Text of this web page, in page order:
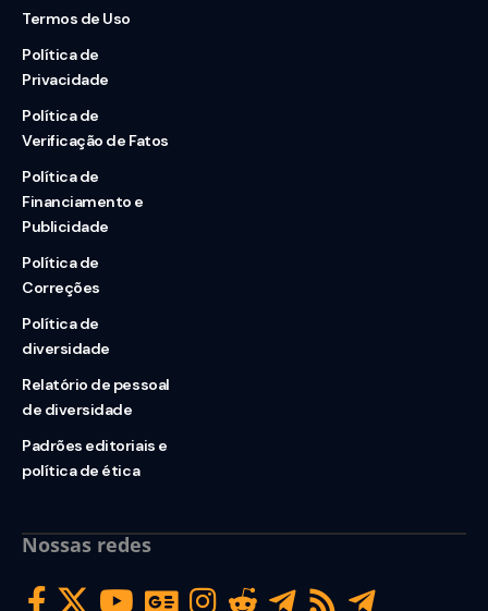
Termos de Uso
Política de
Privacidade
Política de
Verificação de Fatos
Política de
Financiamento e
Publicidade
Política de
Correções
Política de
diversidade
Relatório de pessoal
de diversidade
Padrões editoriais e
política de ética
Nossas redes